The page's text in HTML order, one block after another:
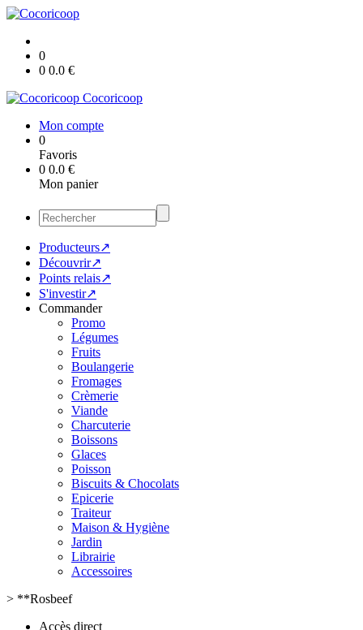
0
0 0.0 €
Cocoricoop
Mon compte
0
Favoris
0 0.0 €
Mon panier
Producteurs↗
Découvrir↗
Points relais↗
S'investir↗
Commander
Promo
Légumes
Fruits
Boulangerie
Fromages
Crèmerie
Viande
Charcuterie
Boissons
Glaces
Poisson
Biscuits & Chocolats
Epicerie
Traiteur
Maison & Hygiène
Jardin
Librairie
Accessoires
> **Rosbeef
Accès direct